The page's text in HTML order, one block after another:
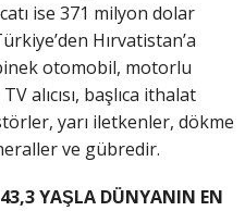
ise 371 milyon dolar
Hırvatistan’a
otomobil, motorlu
alıcısı, başlıca ithalat
yarı iletkenler, dökme
ve gübredir.
YAŞLA DÜNYANIN EN